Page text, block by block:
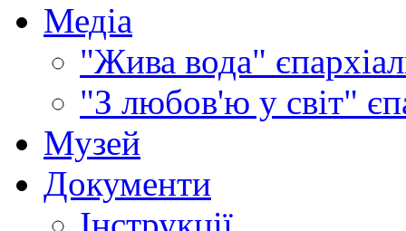
Медіа
"Жива вода"
"З любов'ю у світ"
Музей
Документи